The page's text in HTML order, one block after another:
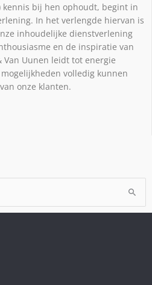
kennis bij hen ophoudt, begint in
In het verlengde hiervan is
inhoudelijke dienstverlening
en de inspiratie van
Uunen leidt tot energie
volledig kunnen
onze klanten.